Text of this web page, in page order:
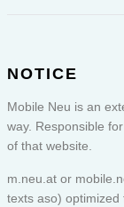
NOTICE
Mobile Neu is an
way. Responsible
of that website.
m.neu.at or
texts aso) optimized